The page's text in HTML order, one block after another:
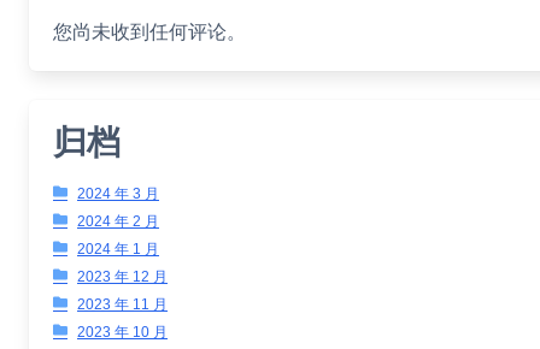
您尚未收到任何评论。
归档
2024 年 3 月
2024 年 2 月
2024 年 1 月
2023 年 12 月
2023 年 11 月
2023 年 10 月